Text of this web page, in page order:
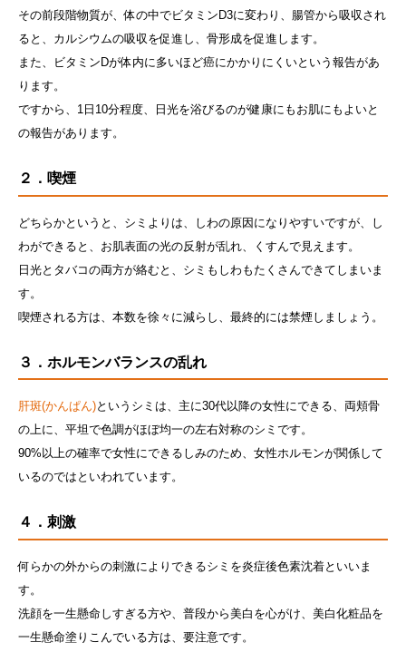
その前段階物質が、体の中でビタミンD3に変わり、腸管から吸収され
ると、カルシウムの吸収を促進し、骨形成を促進します。
また、ビタミンDが体内に多いほど癌にかかりにくいという報告があ
ります。
ですから、1日10分程度、日光を浴びるのが健康にもお肌にもよいと
の報告があります。
２．喫煙
どちらかというと、シミよりは、しわの原因になりやすいですが、し
わができると、お肌表面の光の反射が乱れ、くすんで見えます。
日光とタバコの両方が絡むと、シミもしわもたくさんできてしまいま
す。
喫煙される方は、本数を徐々に減らし、最終的には禁煙しましょう。
３．ホルモンバランスの乱れ
肝斑(かんぱん)というシミは、主に30代以降の女性にできる、両頬骨
の上に、平坦で色調がほぼ均一の左右対称のシミです。
90%以上の確率で女性にできるしみのため、女性ホルモンが関係して
いるのではといわれています。
４．刺激
何らかの外からの刺激によりできるシミを炎症後色素沈着といいま
す。
洗顔を一生懸命しすぎる方や、普段から美白を心がけ、美白化粧品を
一生懸命塗りこんでいる方は、要注意です。